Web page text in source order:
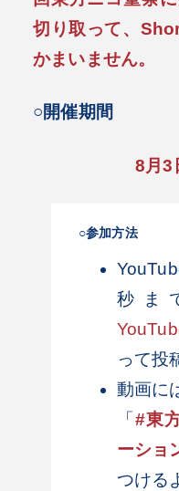
切り取って、
かまいません。
○開催期間
8月3
○参加方法
秒ま
って投
動画に
「 #東
ーショ
つける